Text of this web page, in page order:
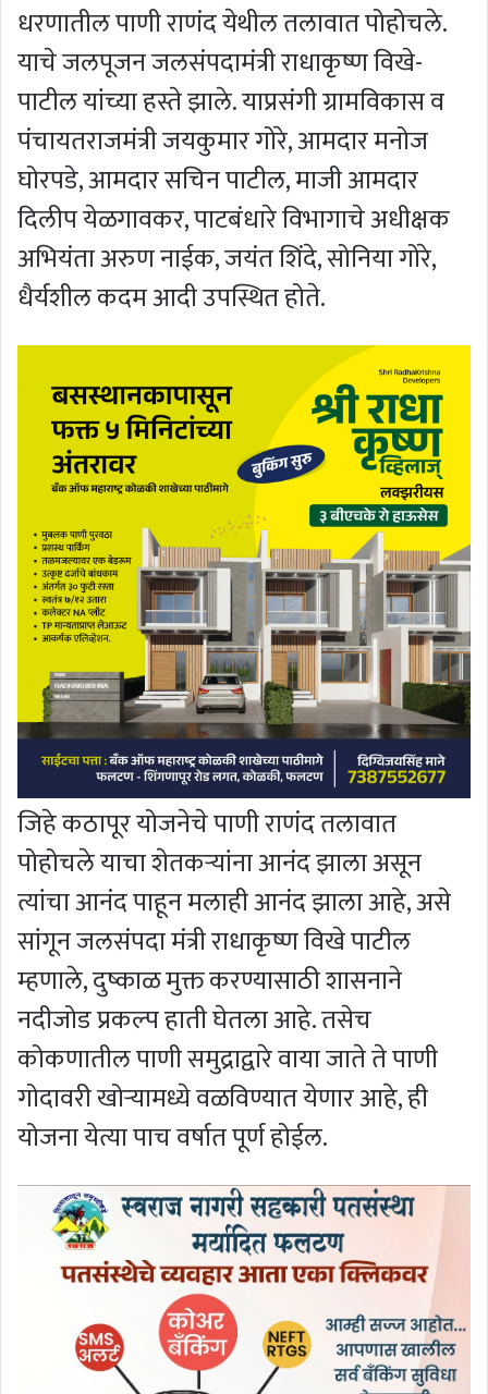
धरणातील पाणी राणंद येथील तलावात पोहोचले.
याचे जलपूजन जलसंपदामंत्री राधाकृष्ण विखे-
पाटील यांच्या हस्ते झाले. याप्रसंगी ग्रामविकास व
पंचायतराजमंत्री जयकुमार गोरे, आमदार मनोज
घोरपडे, आमदार सचिन पाटील, माजी आमदार
दिलीप येळगावकर, पाटबंधारे विभागाचे अधीक्षक
अभियंता अरुण नाईक, जयंत शिंदे, सोनिया गोरे,
धैर्यशील कदम आदी उपस्थित होते.
जिहे कठापूर योजनेचे पाणी राणंद तलावात
पोहोचले याचा शेतकर्‍यांना आनंद झाला असून
त्यांचा आनंद पाहून मलाही आनंद झाला आहे, असे
सांगून जलसंपदा मंत्री राधाकृष्ण विखे पाटील
म्हणाले, दुष्काळ मुक्त करण्यासाठी शासनाने
नदीजोड प्रकल्प हाती घेतला आहे. तसेच
कोकणातील पाणी समुद्राद्वारे वाया जाते ते पाणी
गोदावरी खोर्‍यामध्ये वळविण्यात येणार आहे, ही
योजना येत्या पाच वर्षात पूर्ण होईल.